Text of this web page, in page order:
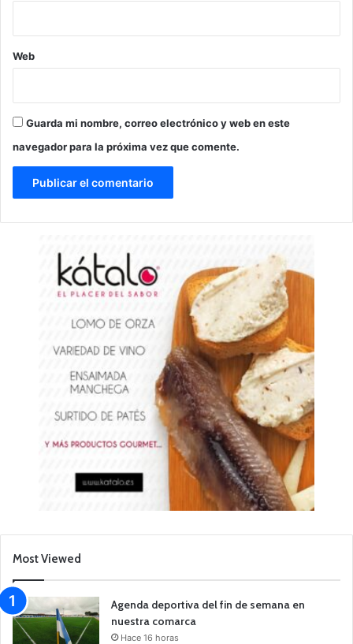
Web
Guarda mi nombre, correo electrónico y web en este
navegador para la próxima vez que comente.
Most Viewed
Agenda deportiva del fin de semana en
nuestra comarca
Hace 16 horas